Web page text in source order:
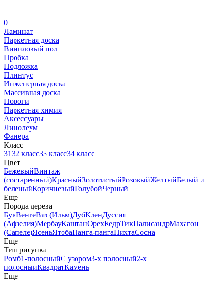
0
Ламинат
Паркетная доска
Виниловый пол
Пробка
Подложка
Плинтус
Инженерная доска
Массивная доска
Пороги
Паркетная химия
Аксессуары
Линолеум
Фанера
Класс
3132 класс33 класс34 класс
Цвет
БежевыйВинтаж
(состаренный)КрасныйЗолотистыйРозовыйЖелтыйБелый и
беленыйКоричневыйГолубойЧерный
Еще
Порода дерева
БукВенгеВяз (Ильм)ДубКленДуссия
(Афзелия)МербауКаштанОрехКедрТикПалисандрМахагон
(Сапеле)ЯсеньЯтобаПанга-пангаПихтаСосна
Еще
Тип рисунка
Ромб1-полосныйС узором3-х полосный2-х
полосныйКвадратКамень
Еще